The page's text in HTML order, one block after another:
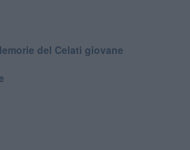
del Celati giovane